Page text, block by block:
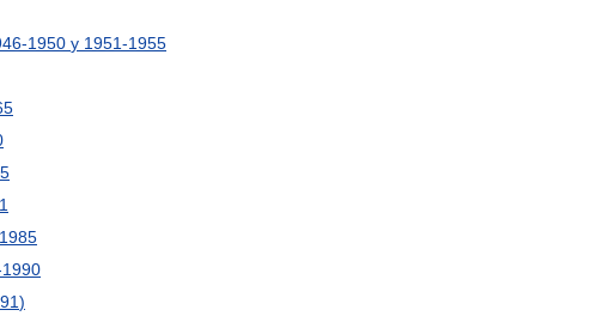
-1950 y 1951-1955
1985
1990
)